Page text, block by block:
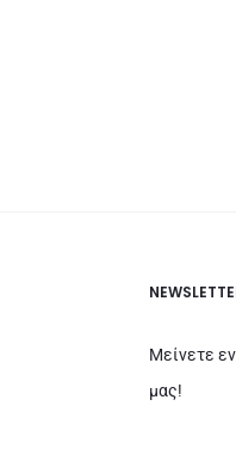
Μείνετε
μας!